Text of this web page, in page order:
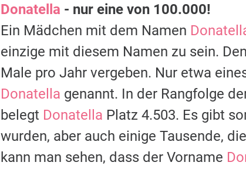
Donatella - nur eine von 100.000!
Ein Mädchen mit dem Namen
einzige mit diesem Namen zu sein.
Male pro Jahr vergeben. Nur etwa
Donatella genannt. In der Rangfolge
belegt Donatella Platz 4.503. Es gibt
wurden, aber auch einige Tausende,
kann man sehen, dass der Vorname